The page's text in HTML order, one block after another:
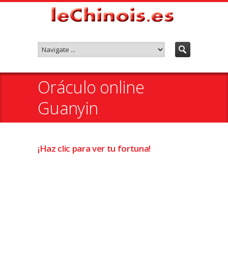
Oráculo online
Guanyin
¡Haz clic para ver tu fortuna!